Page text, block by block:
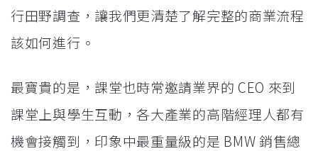
行田野調查，讓我們更清楚了解完整的商業流程
該如何進行。
最寶貴的是，課堂也時常邀請業界的 CEO 來到
課堂上與學生互動，各大產業的高階經理人都有
機會接觸到，印象中最重量級的是 BMW 銷售總